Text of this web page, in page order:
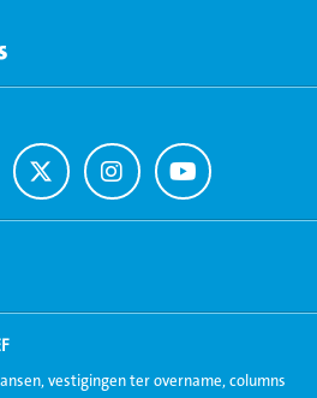
Ga
naar
Twitter
Ga
naar
Instagram
Ga
naar
Youtube
vestigingen ter overname, columns